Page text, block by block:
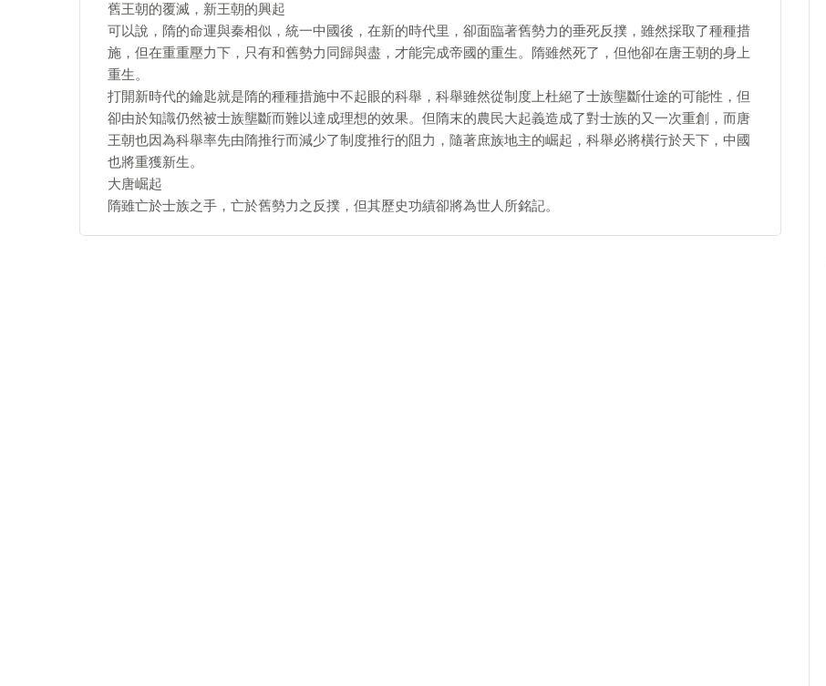
舊王朝的覆滅，新王朝的興起
可以說，隋的命運與秦相似，統一中國後，在新的時代里，卻面臨著舊勢力的垂死反撲，雖然採取了種種措
施，但在重重壓力下，只有和舊勢力同歸與盡，才能完成帝國的重生。隋雖然死了，但他卻在唐王朝的身上
重生。
打開新時代的鑰匙就是隋的種種措施中不起眼的科舉，科舉雖然從制度上杜絕了士族壟斷仕途的可能性，但
卻由於知識仍然被士族壟斷而難以達成理想的效果。但隋末的農民大起義造成了對士族的又一次重創，而唐
王朝也因為科舉率先由隋推行而減少了制度推行的阻力，隨著庶族地主的崛起，科舉必將橫行於天下，中國
也將重獲新生。
大唐崛起
隋雖亡於士族之手，亡於舊勢力之反撲，但其歷史功績卻將為世人所銘記。